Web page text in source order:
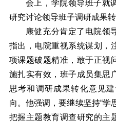
会上，学院领导班子就
研究讨论领导班子调研成果转
康健充分肯定了电院领
指出，电院重视系统谋划，
项课题破题精准，敢于正视
施扎实有效，班子成员集思
思考和调研成果转化意见
向。他强调，要继续坚持“学
把握主题教育调查研究的主